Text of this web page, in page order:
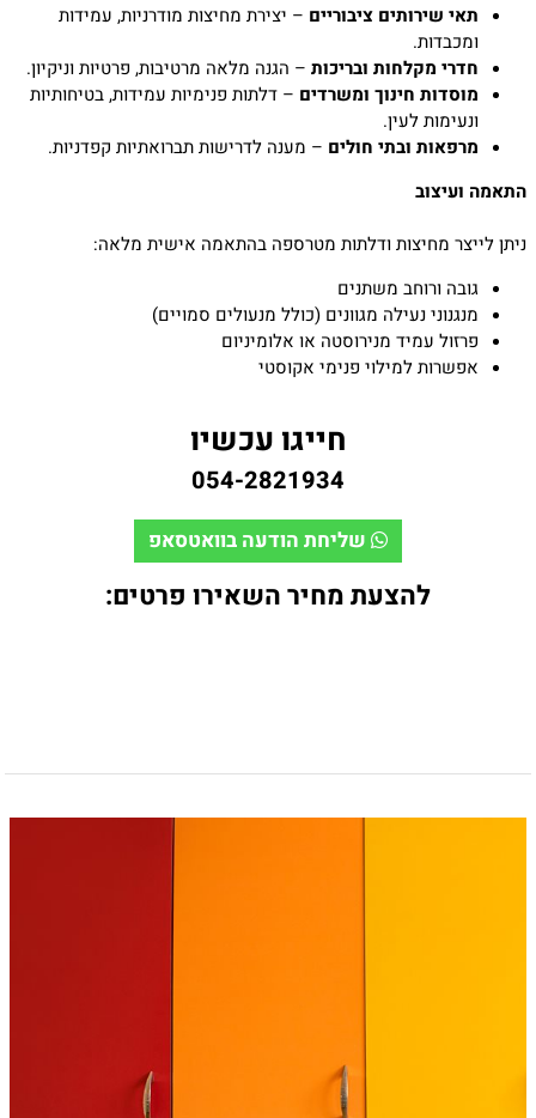
תאי שירותים ציבוריים – יצירת מחיצות מודרניות, עמידות
ומכבדות.
חדרי מקלחות ובריכות – הגנה מלאה מרטיבות, פרטיות וניקיון.
מוסדות חינוך ומשרדים – דלתות פנימיות עמידות, בטיחותיות
ונעימות לעין.
מרפאות ובתי חולים – מענה לדרישות תברואתיות קפדניות.
התאמה ועיצוב
ניתן לייצר מחיצות ודלתות מטרספה בהתאמה אישית מלאה:
גובה ורוחב משתנים
מנגנוני נעילה מגוונים (כולל מנעולים סמויים)
פרזול עמיד מנירוסטה או אלומיניום
אפשרות למילוי פנימי אקוסטי
חייגו עכשיו
054-2821934
שליחת הודעה בוואטסאפ
להצעת מחיר השאירו פרטים: